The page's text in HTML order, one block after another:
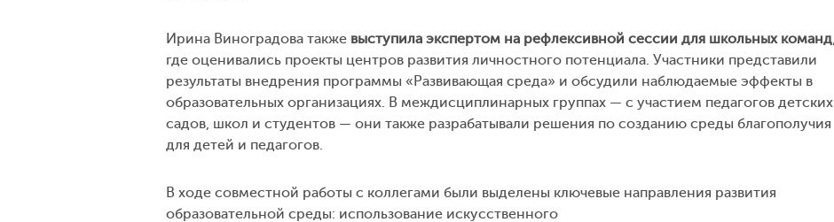
Ирина Виноградова также выступила экспертом на рефлексивной сессии для школьных команд
где оценивались проекты центров развития личностного потенциала. Участники представили
результаты внедрения программы «Развивающая среда» и обсудили наблюдаемые эффекты в
образовательных организациях. В междисциплинарных группах — с участием педагогов детских
садов, школ и студентов — они также разрабатывали решения по созданию среды благополучия
для детей и педагогов.
В ходе совместной работы с коллегами были выделены ключевые направления развития
образовательной среды: использование искусственного